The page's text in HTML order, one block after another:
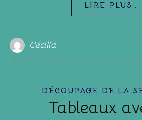
LIRE PLUS...
Cécilia
DÉCOUPAGE DE LA
Tableaux